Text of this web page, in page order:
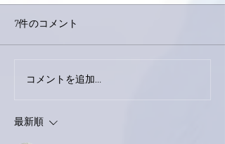
巨大なイタチきゅうり。
7件のコメント
コメントを追加…
最新順